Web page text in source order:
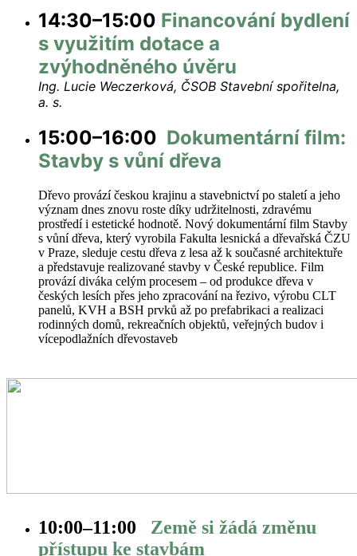
14:30–15:00 Financování bydlení
s využitím dotace a
zvýhodněného úvěru
Ing. Lucie Weczerková, ČSOB Stavební spořitelna,
a. s.
15:00–16:00 Dokumentární film:
Stavby s vůní dřeva
Dřevo provází českou krajinu a stavebnictví po staletí a jeho
význam dnes znovu roste díky udržitelnosti, zdravému
prostředí i estetické hodnotě. Nový dokumentární film Stavby
s vůní dřeva, který vyrobila Fakulta lesnická a dřevařská ČZU
v Praze, sleduje cestu dřeva z lesa až k současné architektuře
a představuje realizované stavby v České republice. Film
provází diváka celým procesem – od produkce dřeva v
českých lesích přes jeho zpracování na řezivo, výrobu CLT
panelů, KVH a BSH prvků až po prefabrikaci a realizaci
rodinných domů, rekreačních objektů, veřejných budov i
vícepodlažních dřevostaveb
10:00–11:00 Země si žádá změnu
přístupu ke stavbám